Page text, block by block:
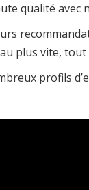
qualité avec
plus vite,
profils